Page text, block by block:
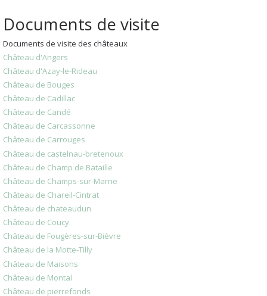
Documents de visite
Documents de visite des châteaux
Château d'Angers
Château d'Azay-le-Rideau
Château de Bouges
Château de Cadillac
Château de Candé
Château de Carcassonne
Château de Carrouges
Château de castelnau-bretenoux
Château de Champ de Bataille
Château de Champs-sur-Marne
Château de Chareil-Cintrat
Château de chateaudun
Château de Coucy
Château de Fougères-sur-Bièvre
Château de la Motte-Tilly
Château de Maisons
Château de Montal
Château de pierrefonds